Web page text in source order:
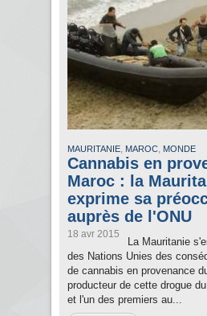
MAURITANIE, MAROC, MONDE
Cannabis en
Maroc : la
exprime sa
auprès de l'ONU
18 avr 2015
La Mauritanie
des Nations Unies des
de cannabis en provenance
producteur de cette drogue
et l'un des premiers au...